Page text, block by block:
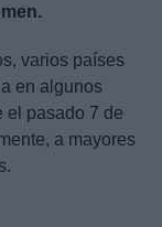
varios países
en algunos
el pasado 7 de
a mayores